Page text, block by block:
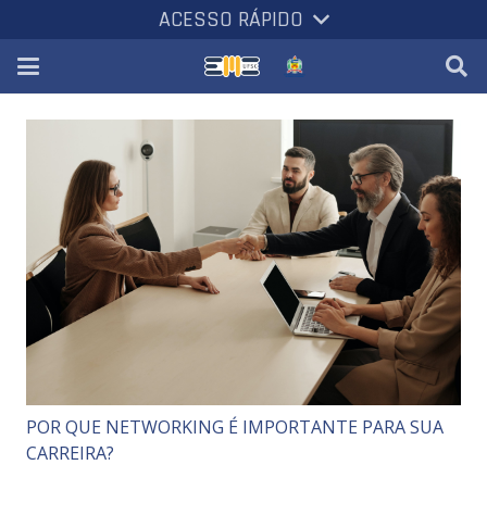
ACESSO RÁPIDO
POR QUE NETWORKING É IMPORTANTE PARA SUA
CARREIRA?